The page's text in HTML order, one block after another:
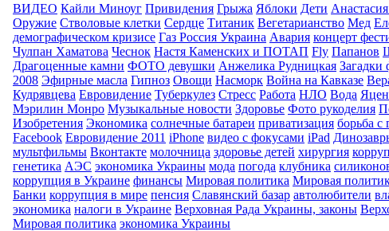
ВИДЕО Кайли Миноуг Привидения Грыжа Яблоки Дети
Оружие Стволовые клетки Сердце Титаник Вегетарианство Мед
демографическом кризисе Газ Россия Украина Авария концерт
Чулпан Хаматова Чеснок Настя Каменских и ПОТАП Fly Папанов
Драгоценные камни ФОТО девушки Анжелика Рудницкая Загадки
2008 Эфирные масла Гипноз Овощи Насморк Война на Кавказе
Кудрявцева Евровидение Туберкулез Стресс Работа НЛО Вода
Мэрилин Монро Музыкальные новости Здоровье Фото рукоделия
Изобретения Экономика солнечные батареи приватизация борьба с
Facebook Евровидение 2011 iPhone видео с фокусами iPad
мультфильмы Вконтакте молочница здоровье детей хирургия
генетика АЭС экономика Украины мода погода клубника
коррупция в Украине финансы Мировая политика Мировая
Банки коррупция в мире пенсия Славянский базар автолюбители
экономика налоги в Украине Верховная Рада Украины, законы
Мировая политика экономика Украины